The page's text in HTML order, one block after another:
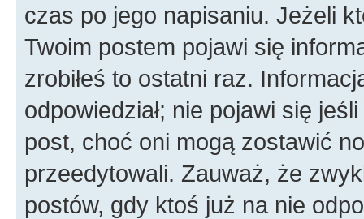
czas po jego napisaniu. Jeżeli
Twoim postem pojawi się
zrobiłeś to ostatni raz.
odpowiedział; nie pojawi się
post, choć oni mogą zostawić
przeedytowali. Zauważ, że
postów, gdy ktoś już na nie